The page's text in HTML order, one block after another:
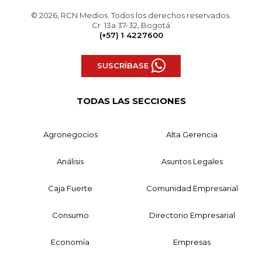
© 2026, RCN Medios. Todos los derechos reservados.
Cr. 13a 37-32, Bogotá
(+57) 1 4227600
SUSCRÍBASE
TODAS LAS SECCIONES
Agronegocios Alta Gerencia
Análisis Asuntos Legales
Caja Fuerte Comunidad Empresarial
Consumo Directorio Empresarial
Economía Empresas